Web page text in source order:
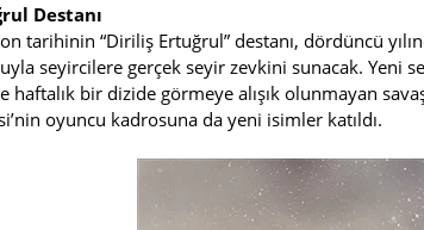
Destanı
tarihinin “Diriliş Ertuğrul” destanı, dördüncü
seyircilere gerçek seyir zevkini sunacak. Yeni
haftalık bir dizide görmeye alışık olunmayan
oyuncu kadrosuna da yeni isimler katıldı.